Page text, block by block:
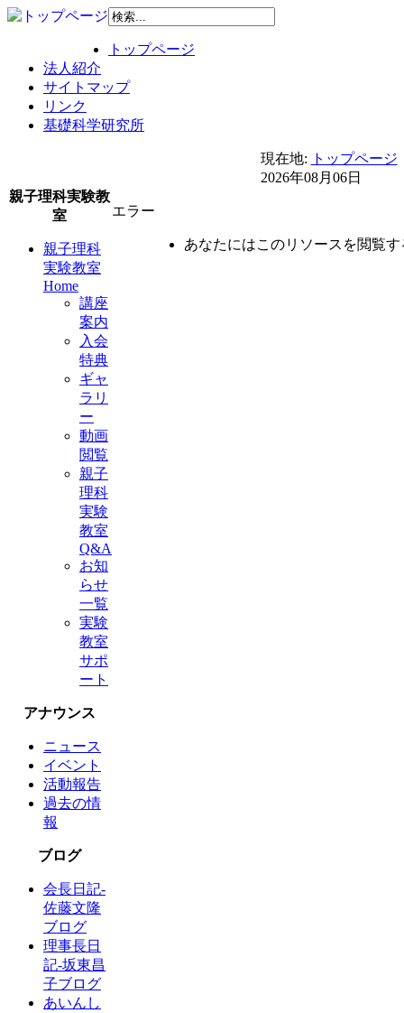
トップページ
法人紹介
サイトマップ
リンク
基礎科学研究所
現在地:
トップページ
2026年08月06日
親子理科実験教
室
親子理科
実験教室
Home
講座
案内
入会
特典
ギャ
ラリ
ー
動画
閲覧
親子
理科
実験
教室
Q&A
お知
らせ
一覧
実験
教室
サポ
ート
アナウンス
ニュース
イベント
活動報告
過去の情
報
ブログ
会長日記-
佐藤文隆
ブログ
理事長日
記-坂東昌
子ブログ
あいんし
エラー
あなたにはこのリソースを閲覧